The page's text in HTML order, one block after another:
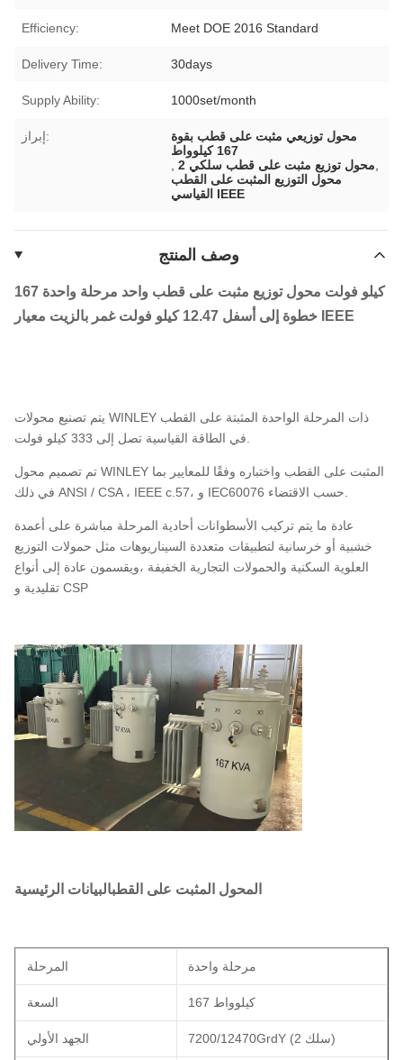
Efficiency: Meet DOE 2016 Standard
Delivery Time: 30days
Supply Ability: 1000set/month
إبراز:
محول توزيعي مثبت على قطب بقوة
167 كيلوواط
,
2 محول توزيع مثبت على قطب سلكي
محول التوزيع المثبت على القطب
القياسي IEEE
وصف المنتج
167 كيلو فولت محول توزيع مثبت على قطب واحد مرحلة واحدة
خطوة إلى أسفل 12.47 كيلو فولت غمر بالزيت معيار IEEE
يتم تصنيع محولات WINLEY ذات المرحلة الواحدة المثبتة على القطب
تم تصميم محول WINLEY المثبت على القطب واختباره وفقًا للمعايير بما
عادة ما يتم تركيب الأسطوانات أحادية المرحلة مباشرة على أعمدة
خشبية أو خرسانية لتطبيقات متعددة السيناريوهات مثل حمولات التوزيع
العلوية السكنية والحمولات التجارية الخفيفة ،ويقسمون عادة إلى أنواع
تقليدية و CSP
المحول المثبت على القطبالبيانات الرئيسية
المرحلة مرحلة واحدة
السعة 167 كيلوواط
الجهد الأولي 7200/12470GrdY (2 سلك)